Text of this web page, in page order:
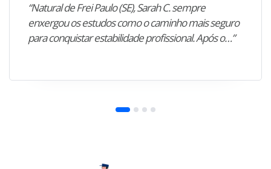
“Natural de Frei Paulo (SE), Sarah C. sempre
enxergou os estudos como o caminho mais seguro
para conquistar estabilidade profissional. Após o…”